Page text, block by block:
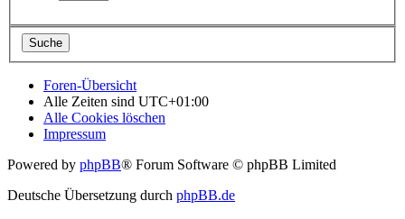
Foren-Übersicht
Alle Zeiten sind UTC+01:00
Alle Cookies löschen
Impressum
Powered by phpBB® Forum Software © phpBB Limited
Deutsche Übersetzung durch phpBB.de